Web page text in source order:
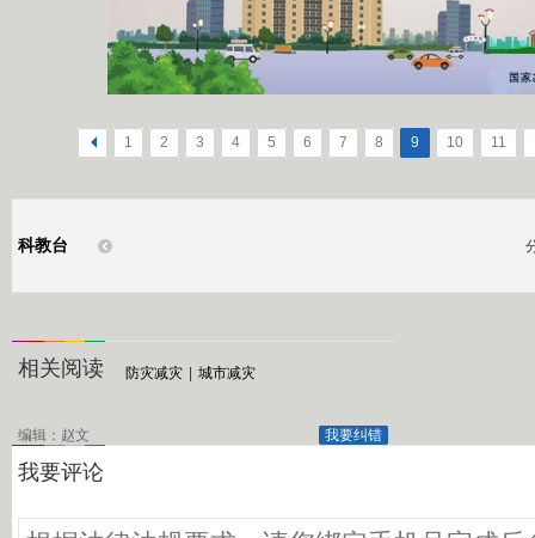
< 1 2 3 4 5 6 7 8 9 10 11
科教台
相关阅读 防灾减灾 城市减灾
我要纠错
编辑：赵文